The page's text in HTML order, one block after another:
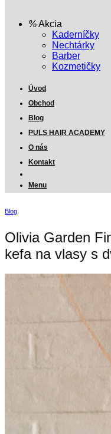
Akcia
Kaderníčky
Nechtárky
Barber
Kozmetičky
Úvod
Obchod
Blog
PULS HAIR ACADEMY
O nás
Kontakt
Menu
Blog
Olivia Garden
kefa na vlasy s